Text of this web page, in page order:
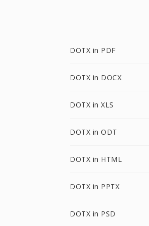
DOTX in PDF
DOTX in DOCX
DOTX in XLS
DOTX in ODT
DOTX in HTML
DOTX in PPTX
DOTX in PSD